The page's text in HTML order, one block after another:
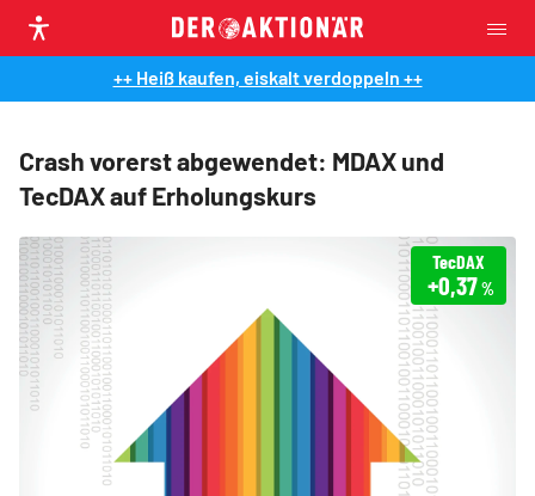
++ Heiß kaufen, eiskalt verdoppeln ++
Crash vorerst abgewendet: MDAX und
TecDAX auf Erholungskurs
TecDAX
+0,37%